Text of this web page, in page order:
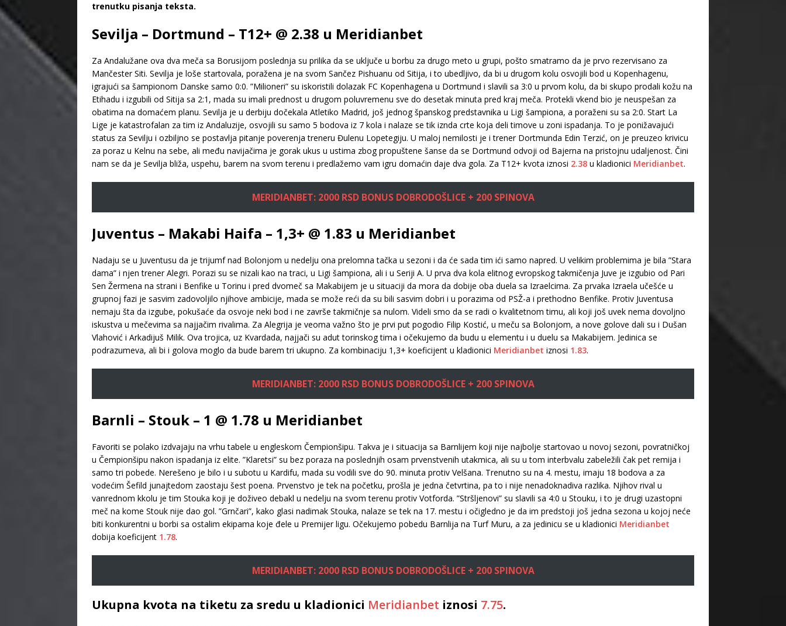
trenutku pisanja teksta.
Sevilja – Dortmund – T12+ @ 2.38 u Meridianbet
Za Andalužane ova dva meča sa Borusijom poslednja su prilika da se uključe u borbu za drugo meto u grupi, pošto smatramo da je prvo rezervisano za
Mančester Siti. Sevilja je loše startovala, poražena je na svom Sančez Pishuanu od Sitija, i to ubedljivo, da bi u drugom kolu osvojili bod u Kopenhagenu,
igrajući sa šampionom Danske samo 0:0. ”Milioneri” su iskoristili dolazak FC Kopenhagena u Dortmund i slavili sa 3:0 u prvom kolu, da bi skupo prodali kožu na
Etihadu i izgubili od Sitija sa 2:1, mada su imali prednost u drugom poluvremenu sve do desetak minuta pred kraj meča. Protekli vkend bio je neuspešan za
obatima na domaćem planu. Sevilja je u derbiju dočekala Atletiko Madrid, još jednog španskog predstavnika u Ligi šampiona, a poraženi su sa 2:0. Start La
Lige je katastrofalan za tim iz Andaluzije, osvojili su samo 5 bodova iz 7 kola i nalaze se tik iznda crte koja deli timove u zoni ispadanja. To je ponižavajući
status za Sevilju i ozbiljno se postavlja pitanje poverenja treneru Đulenu Lopetegiju. U maloj nemilosti je i trener Dortmunda Edin Terzić, on je preuzeo krivicu
za poraz u Kelnu na sebe, ali među navijačima je gorak ukus u ustima zbog propuštene šanse da se Dortmund odvoji od Bajerna na pristojnu udaljenost. Čini
nam se da je Sevilja bliža, uspehu, barem na svom terenu i predlažemo vam igru domaćin daje dva gola. Za T12+ kvota iznosi 2.38 u kladionici Meridianbet.
MERIDIANBET: 2000 RSD BONUS DOBRODOŠLICE + 200 SPINOVA
Juventus – Makabi Haifa – 1,3+ @ 1.83 u Meridianbet
Nadaju se u Juventusu da je trijumf nad Bolonjom u nedelju ona prelomna tačka u sezoni i da će sada tim ići samo napred. U velikim problemima je bila ”Stara
dama” i njen trener Alegri. Porazi su se nizali kao na traci, u Ligi šampiona, ali i u Seriji A. U prva dva kola elitnog evropskog takmičenja Juve je izgubio od Pari
Sen Žermena na strani i Benfike u Torinu i pred dvomeč sa Makabijem je u situaciji da mora da dobije oba duela sa Izraelcima. Za prvaka Izraela učešće u
grupnoj fazi je sasvim zadovoljilo njihove ambicije, mada se može reći da su bili sasvim dobri i u porazima od PSŽ-a i prethodno Benfike. Protiv Juventusa
nemaju šta da izgube, pokušaće da osvoje neki bod i ne završe takmičnje sa nulom. Videli smo da se radi o kvalitetnom timu, ali koji još uvek nema dovoljno
iskustva u mečevima sa najjačim rivalima. Za Alegrija je veoma važno što je prvi put pogodio Filip Kostić, u meču sa Bolonjom, a nove golove dali su i Dušan
Vlahović i Arkadijuš Milik. Ova trojica, uz Kvardada, najjači su adut torinskog tima i očekujemo da budu u elementu i u duelu sa Makabijem. Jedinica se
podrazumeva, ali bi i golova moglo da bude barem tri ukupno. Za kombinaciju 1,3+ koeficijent u kladionici Meridianbet iznosi 1.83.
MERIDIANBET: 2000 RSD BONUS DOBRODOŠLICE + 200 SPINOVA
Barnli – Stouk – 1 @ 1.78 u Meridianbet
Favoriti se polako izdvajaju na vrhu tabele u engleskom Čempionšipu. Takva je i situacija sa Barnlijem koji nije najbolje startovao u novoj sezoni, povratničkoj
u Čempionšipu nakon ispadanja iz elite. ”Klaretsi” su bez poraza na poslednjih osam prvenstvenih utakmica, ali su u tom interbvalu zabeležili čak pet remija i
samo tri pobede. Nerešeno je bilo i u subotu u Kardifu, mada su vodili sve do 90. minuta protiv Velšana. Trenutno su na 4. mestu, imaju 18 bodova a za
vodećim Šefild junajtedom zaostaju šest poena. Prvenstvo je tek na početku, prošla je jedna četvrtina, pa to i nije nenadoknadiva razlika. Njihov rival u
vanrednom kkolu je tim Stouka koji je doživeo debakl u nedelju na svom terenu protiv Votforda. ”Stršljenovi” su slavili sa 4:0 u Stouku, i to je drugi uzastopni
meč na kome Stouk nije dao gol. ”Grnčari”, kako glasi nadimak Stouka, nalaze se tek na 17. mestu i očigledno je da im predstoji još jedna sezona u kojoj neće
biti konkurentni u borbi sa ostalim ekipama koje đele u Premijer ligu. Očekujemo pobedu Barnlija na Turf Muru, a za jedinicu se u kladionici Meridianbet
dobija koeficijent 1.78.
MERIDIANBET: 2000 RSD BONUS DOBRODOŠLICE + 200 SPINOVA
Ukupna kvota na tiketu za sredu u kladionici Meridianbet iznosi 7.75.